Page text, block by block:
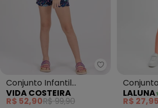
Vida Costeira
Conjunto Infantil
Cropped Sonhos (Azul)
VIDA COSTEIRA
R$ 52,90R$ 99,90
Saia
LALUNA
R$ 27,95